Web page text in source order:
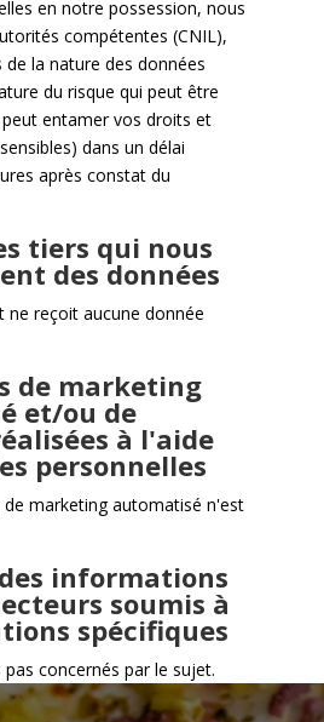
en notre possession, nous
compétentes (CNIL),
la nature des données
du risque qui peut être
entamer vos droits et
dans un délai
après constat du
tiers qui nous
des données
ne reçoit aucune donnée
de marketing
et/ou de
à l'aide
personnelles
marketing automatisé n'est
informations
soumis à
spécifiques
concernés par le sujet.